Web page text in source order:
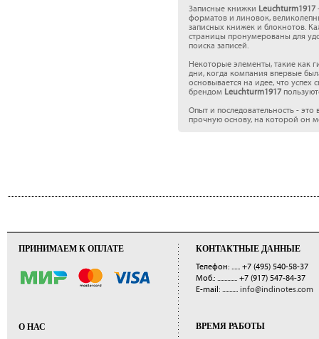
Записные книжки Leuchturm1917
форматов и линовок,
записных книжек и блокнотов.
страницы пронумерованы для
поиска записей.
Некоторые элементы, такие как
дни, когда компания впервые
основывается на идее, что
брендом Leuchturm1917
Опыт и последовательность -
прочную основу, на которой он
ПРИНИМАЕМ К ОПЛАТЕ
О НАС
КОНТАКТНЫЕ ДАННЫЕ
Телефон: ...... +7 (495) 540-58-37
Моб.: .............. +7 (917) 547-84-37
E-mail: ........... info@indinotes.com
ВРЕМЯ РАБОТЫ